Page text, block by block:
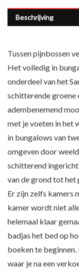
Beschrijving
Tussen pijnbossen
Het volledig in
onderdeel van het
schitterende groene
adembenemend
met je voeten in het
in bungalows van
omgeven door
schitterend
van de grond tot het
Er zijn zelfs kamers
kamer wordt niet
helemaal klaar
badjas het bed op
boeken te
waar je na een